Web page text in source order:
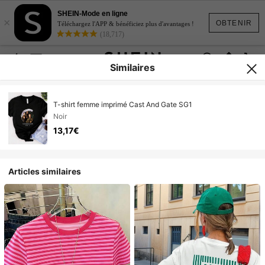
OBTENIR
×
SHEIN-Mode en ligne
Téléchargez l'APP & bénéficiez plus d'avantages !
(18,717)
Similaires
T-shirt femme imprimé Cast And Gate SG1
Noir
13,17€
Articles similaires